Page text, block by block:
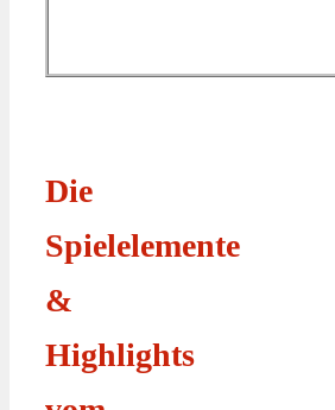
Die
Spielelemente
&
Highlights